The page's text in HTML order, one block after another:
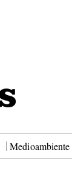
Medioambiente